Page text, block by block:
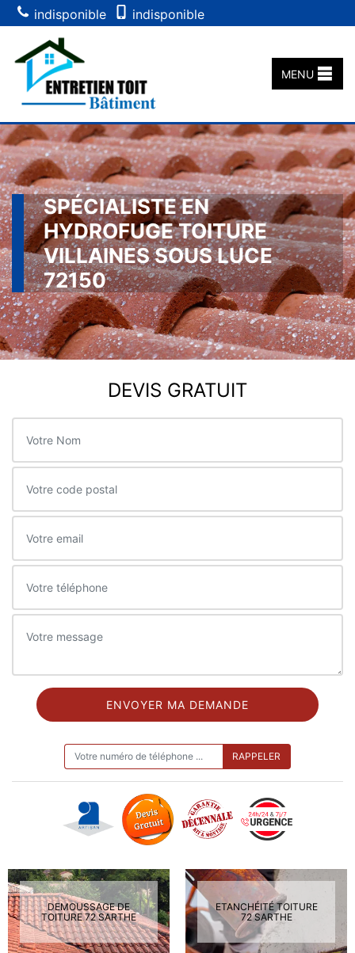
indisponible indisponible
MENU
SPÉCIALISTE EN
HYDROFUGE TOITURE
VILLAINES SOUS LUCE
72150
DEVIS GRATUIT
DEMOUSSAGE DE
TOITURE 72 SARTHE
ETANCHÉITÉ TOITURE
72 SARTHE